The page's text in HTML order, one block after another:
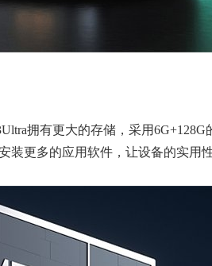
拥有更大的存储，采用
装更多的应用软件，让设备的实用性